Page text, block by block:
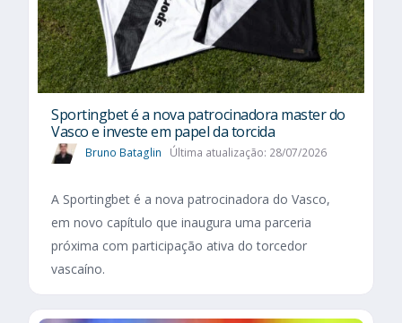
Sportingbet é a nova patrocinadora master do
Vasco e investe em papel da torcida
Bruno Bataglin Última atualização: 28/07/2026
A Sportingbet é a nova patrocinadora do Vasco,
em novo capítulo que inaugura uma parceria
próxima com participação ativa do torcedor
vascaíno.